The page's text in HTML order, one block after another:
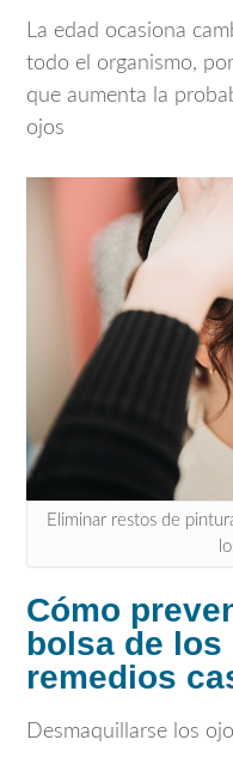
La edad ocasiona
todo el organismo,
que aumenta la
ojos
Eliminar restos de
Cómo
bolsa de
remedios
Desmaquillarse los